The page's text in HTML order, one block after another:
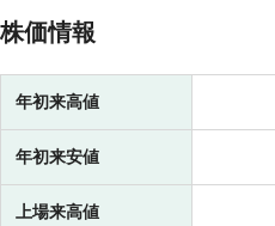
株価情報
年初来高値
年初来安値
上場来高値